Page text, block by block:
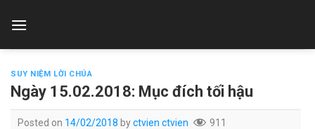
SUY NIỆM LỜI CHÚA
Ngày 15.02.2018: Mục đích tối hậu
Posted on 14/02/2018 byctvien ctvien 911